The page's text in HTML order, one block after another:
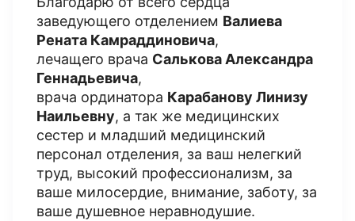
заведующего отделением Валиева
Рената Камраддиновича,
лечащего врача Салькова Александра
Геннадьевича,
врача ординатора Карабанову Линизу
Наильевну, а так же медицинских
сестер и младший медицинский
персонал отделения, за ваш нелегкий
труд, высокий профессионализм, за
ваше милосердие, внимание, заботу, за
ваше душевное неравнодушие.